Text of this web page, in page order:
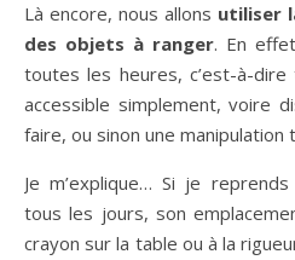
Là encore, nous allons utiliser
des objets à ranger. En
toutes les heures, c’est-à-
accessible simplement, voire
faire, ou sinon une manipulation
Je m’explique… Si je
tous les jours, son
crayon sur la table ou à la